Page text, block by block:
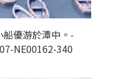
優游於潭中。-
NE00162-340